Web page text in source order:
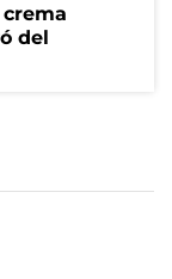
del